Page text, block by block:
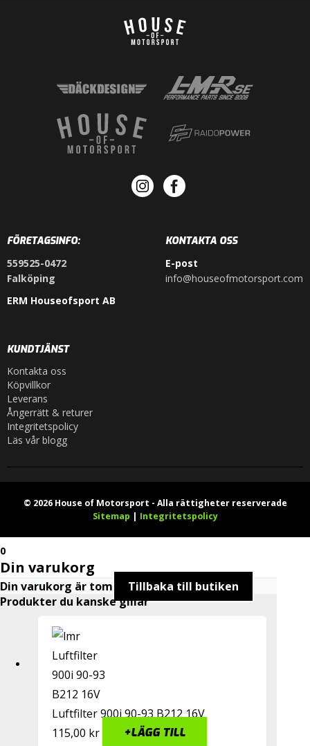
FÖRETAGSINFO:
559525-0472
Falköping
ERM Houseofsport AB
KONTAKTA OSS
E-post
info@houseofmotorsport.com
KUNDTJÄNST
Kontakta oss
Köpvillkor
Leverans
Ångerrätt & returer
Integritetspolicy
Läs vår blogg
© 2026 House of Motorsport - Alla rättigheter reserverade
Sitemap | Integritetspolicy
0
Din varukorg
Din varukorg är tom
Tillbaka till butiken
Produkter du kanske gillar
Luftfilter 900i 90-93 B212 16V
115,00 kr +LÄGG TILL